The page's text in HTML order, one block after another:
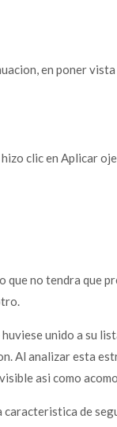
en poner
clic en Aplicar
no tendra que
unido a su
Al analizar esta
asi­ como
de